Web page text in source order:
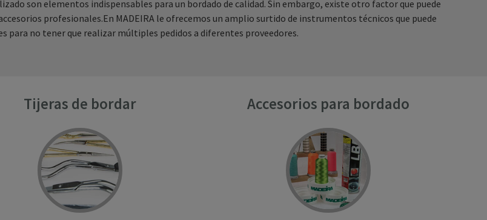
son elementos indispensables para un bordado de calidad. Sin embargo, existe otro factor que puede
profesionales.En MADEIRA le ofrecemos un amplio surtido de instrumentos técnicos que puede
para no tener que realizar múltiples pedidos a diferentes proveedores.
Tijeras de bordar Accesorios para bordado